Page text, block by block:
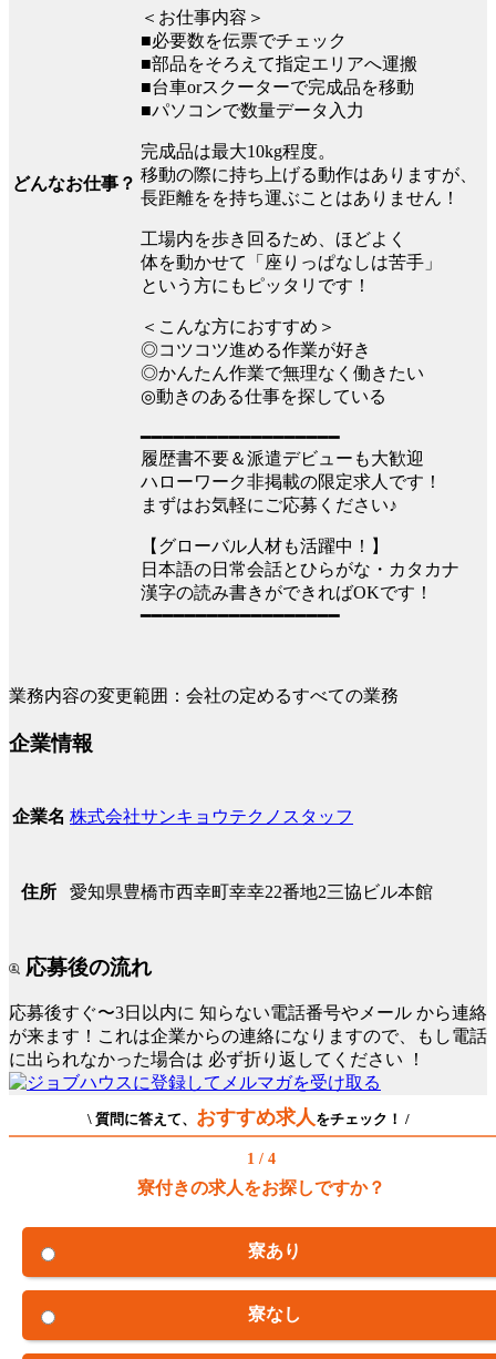
どんなお仕事？
＜お仕事内容＞
■必要数を伝票でチェック
■部品をそろえて指定エリアへ運搬
■台車orスクーターで完成品を移動
■パソコンで数量データ入力
完成品は最大10kg程度。
移動の際に持ち上げる動作はありますが、
長距離をを持ち運ぶことはありません！
工場内を歩き回るため、ほどよく
体を動かせて「座りっぱなしは苦手」
という方にもピッタリです！
＜こんな方におすすめ＞
◎コツコツ進める作業が好き
◎かんたん作業で無理なく働きたい
◎動きのある仕事を探している
━━━━━━━━━━━━━━━━━━
履歴書不要＆派遣デビューも大歓迎
ハローワーク非掲載の限定求人です！
まずはお気軽にご応募ください♪
【グローバル人材も活躍中！】
日本語の日常会話とひらがな・カタカナ
漢字の読み書きができればOKです！
━━━━━━━━━━━━━━━━━━
業務内容の変更範囲：会社の定めるすべての業務
企業情報
企業名 株式会社サンキョウテクノスタッフ
住所 愛知県豊橋市西幸町幸幸22番地2三協ビル本館
応募後の流れ
応募後すぐ〜3日以内に 知らない電話番号やメール から連絡
が来ます！これは企業からの連絡になりますので、もし電話
に出られなかった場合は 必ず折り返してください ！
\ 質問に答えて、 おすすめ求人をチェック！ /
1 / 4
寮付きの求人をお探しですか？
寮あり
寮なし